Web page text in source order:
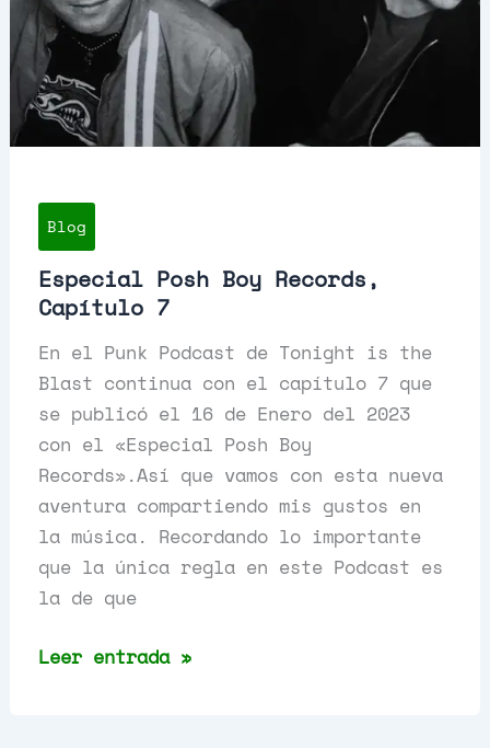
Blog
Especial Posh Boy Records,
Capítulo 7
En el Punk Podcast de Tonight is the
Blast continua con el capítulo 7 que
se publicó el 16 de Enero del 2023
con el «Especial Posh Boy
Records».Así que vamos con esta nueva
aventura compartiendo mis gustos en
la música. Recordando lo importante
que la única regla en este Podcast es
la de que
Especial
Leer entrada »